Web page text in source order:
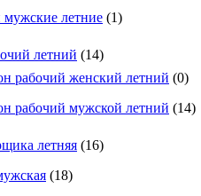
летние (1)
летний (14)
рабочий женский летний (0)
рабочий мужской летний (14)
летняя (16)
(18)